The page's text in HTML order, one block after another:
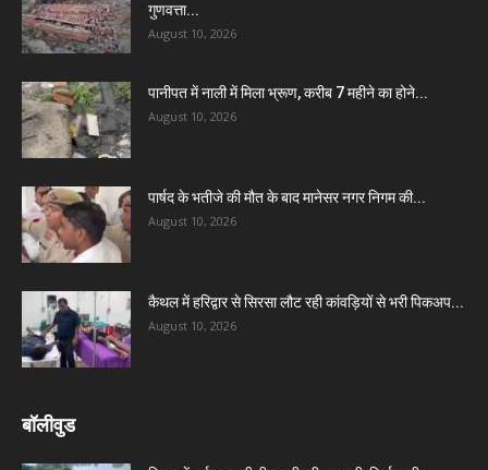
गुणवत्ता...
August 10, 2026
पानीपत में नाली में मिला भ्रूण, करीब 7 महीने का होने...
August 10, 2026
पार्षद के भतीजे की मौत के बाद मानेसर नगर निगम की...
August 10, 2026
कैथल में हरिद्वार से सिरसा लौट रही कांवड़ियों से भरी पिकअप...
August 10, 2026
बॉलीवुड